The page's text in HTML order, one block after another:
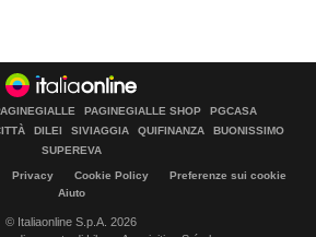
PAGINEGIALLE SHOP
PGCASA
DILEI SIVIAGGIA QUIFINANZA
BUONISSIMO
SUPEREVA
Privacy Cookie Policy
Preferenze sui cookie
Aiuto
© Italiaonline S.p.A. 2026